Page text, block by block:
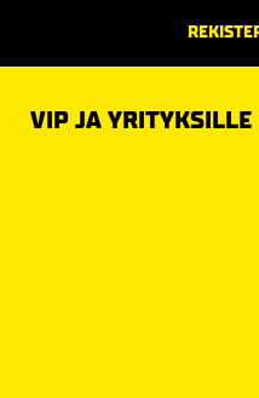
VIP JA YRITYKSILLE